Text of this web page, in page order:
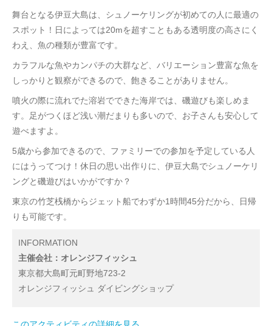
舞台となる伊豆大島は、シュノーケリングが初めての人に最適の
スポット！日によっては20mを超すこともある透明度の高さにく
わえ、魚の種類が豊富です。
カラフルな魚やカンパチの大群など、バリエーション豊富な魚を
しっかりと観察ができるので、飽きることがありません。
噴火の際に流れでた溶岩でできた海岸では、磯遊びも楽しめま
す。足がつくほど浅い潮だまりも多いので、お子さんも安心して
遊べますよ。
5歳から参加できるので、ファミリーでの参加を予定している人
にはうってつけ！休日の思い出作りに、伊豆大島でシュノーケリ
ングと磯遊びはいかがですか？
東京の竹芝桟橋からジェット船でわずか1時間45分だから、日帰
りも可能です。
INFORMATION
主催会社：オレンジフィッシュ
東京都大島町元町野地723-2
オレンジフィッシュ ダイビングショップ
このアクティビティの詳細を見る